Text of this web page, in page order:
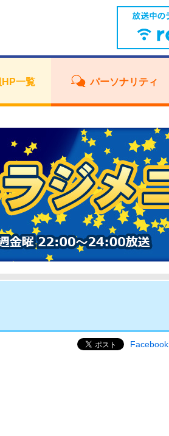
一覧 パーソナリティ
Facebook